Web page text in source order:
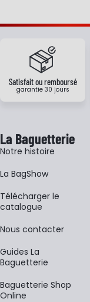
Satisfait ou remboursé
garantie 30 jours
La Baguetterie
Notre histoire
La BagShow
​Télécharger le
catalogue
Nous contacter
Guides La
Baguetterie
Baguetterie Shop
Online